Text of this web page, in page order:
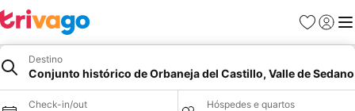
Favoritos
Iniciar
Destino
Conjunto histórico de Orbaneja del Castillo, Valle de Sedano
Check-in/out Hóspedes e quartos